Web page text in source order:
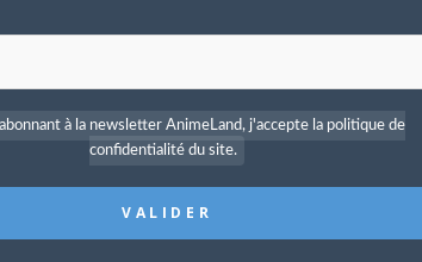
dur le passage au niveau 15 ^^
à la newsletter AnimeLand, j'accepte la politique de
confidentialité du site.